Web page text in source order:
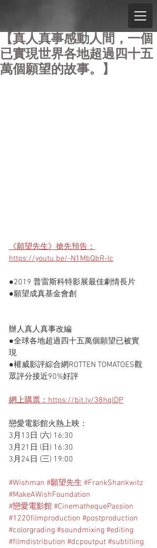
【真人真事感動人間，一個
已實現世界各地超過四十五
萬個願望的故事。】
《願望先生》搶先預告：
https://youtu.be/-N1MbQbR-lc
●2019 普雷斯科特影展最佳劇情長片
●願望成真基金會創
辦人真人真事改編
●全球各地超過四十五萬個願望已被實
現
●權威影評綜合網ROTTEN TOMATOES觀
眾評分接近90%好評
網上購票：https://bit.ly/38hqlDP
戀愛電影館火熱上映：
3月13日 (六) 16:30
3月21日 (日) 16:30
3月24日 (三) 19:00
#Wishman #願望先生 #FrankShankwitz
#MakeAWishFoundation
#戀愛電影館 #CinemathequePassion
#1220filmproduction #postproduction
#colorgrading #soundmixing #editing
#filmdistribution #dcpoutput #subtitling